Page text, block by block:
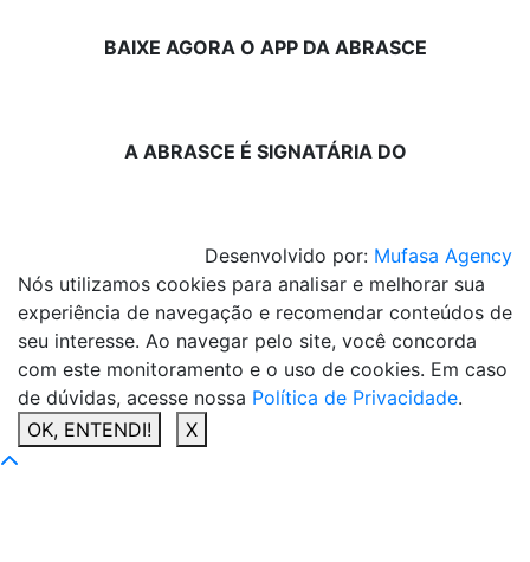
BAIXE AGORA O APP DA ABRASCE
A ABRASCE É SIGNATÁRIA DO
Desenvolvido por: Mufasa Agency
Nós utilizamos cookies para analisar e melhorar sua
experiência de navegação e recomendar conteúdos de
seu interesse. Ao navegar pelo site, você concorda
com este monitoramento e o uso de cookies. Em caso
de dúvidas, acesse nossa Política de Privacidade.
OK, ENTENDI!
X